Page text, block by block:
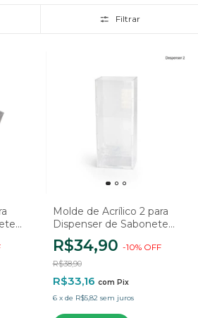
Filtrar
Molde de Acrílico 2 para
Dispenser de Sabonete
Líquido em Resina - Base
R$34,90 -10% OFF
R$38,90
R$33,16 com Pix
6 x de R$5,82 sem juros